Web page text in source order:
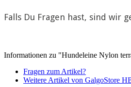
Falls Du Fragen hast, sind wir
Informationen zu "Hundeleine Nylon
Fragen zum Artikel?
Weitere Artikel von GalgoStore